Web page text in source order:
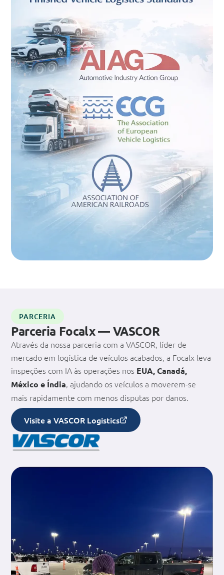
PARCERIA
Parceria Focalx — VASCOR
Através da nossa parceria com a VASCOR, líder de
mercado em logística de veículos acabados, a Focalx leva
inspeções com IA às operações nos EUA, Canadá,
México e Índia, ajudando os veículos a moverem-se
mais rapidamente com menos disputas por danos.
Visite a VASCOR Logistics